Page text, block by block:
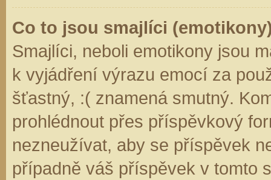
Co to jsou smajlíci
Smajlíci, neboli emotikony jsou
k vyjádření výrazu emocí za
šťastný, :( znamená smutný.
prohlédnout přes příspěvkový
nezneužívat, aby se příspěvek
případně váš příspěvek v tomto